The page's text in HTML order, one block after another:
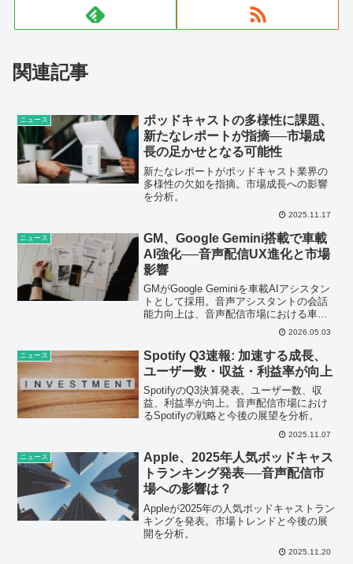
関連記事
ニュース
ポッドキャストの多様性に課題、
新たなレポートが指摘──市場成
長の足かせとなる可能性
新たなレポートがポッドキャスト業界の
多様性の欠如を指摘。市場成長への影響
を分析。
2025.11.17
ニュース
GM、Google Gemini搭載で車載
AI強化──音声配信UX進化と市場
影響
GMがGoogle Geminiを車載AIアシスタン
トとして採用。音声アシスタントの会話
能力向上は、音声配信市場における車載
UXに進化をもたらすと見られます。その
市場影響と今後の展望を分析。
2026.05.03
ニュース
Spotify Q3速報: 加速する成長、
ユーザー数・収益・利益率が向上
SpotifyのQ3決算発表。ユーザー数、収
益、利益率が向上。音声配信市場におけ
るSpotifyの戦略と今後の展望を分析。
2025.11.07
ニュース
Apple、2025年人気ポッドキャス
トランキング発表──音声配信市
場への影響は？
Appleが2025年の人気ポッドキャストラン
キングを発表。市場トレンドと今後の展
開を分析。
2025.11.20